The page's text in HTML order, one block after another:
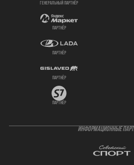
генеральный партнёр
партнёр
партнёр
партнёр
партнёр
ИНФОРМАЦИОННЫЕ